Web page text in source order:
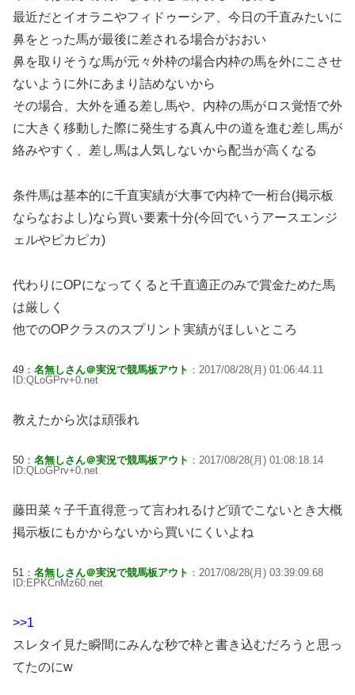
最近だとイオラニやフィドゥーシア、今日の千直みたいに
鼻をとった馬が最後に差される場合がおおい
鼻を取りそうな馬が元々外枠の場合内枠の馬を外にこさせ
ないように外にあまり詰めないから
その場合、大外を通る差し馬や、内枠の馬がロス覚悟で外
に大きく移動した際に発生する真ん中の道を進む差し馬が
絡みやすく、差し馬は人気しないから配当が高くなる
条件馬は基本的に千直実績が大事で内枠で一桁台(掲示板
ならなおよし)なら買い要素十分(今回でいうアースエンジ
ェルやピカピカ)
代わりにOPになってくると千直適正のみで賞金ためた馬
は厳しく
他でのOPクラスのスプリント実績がほしいところ
49： 名無しさん＠実況で競馬板アウト ：2017/08/28(月) 01:06:44.11
ID:QLoGPrv+0.net
教えたから次は頑張れ
50： 名無しさん＠実況で競馬板アウト ：2017/08/28(月) 01:08:18.14
ID:QLoGPrv+0.net
藤田菜々子千直得意って言われるけど頭でこないとき大概
掲示板にもかからないから買いにくいよね
51： 名無しさん＠実況で競馬板アウト ：2017/08/28(月) 03:39:09.68
ID:EPKCnMz60.net
>>1
スレタイ見た瞬間にみんな秒で枠と書き込むだろうと思っ
てたのにw